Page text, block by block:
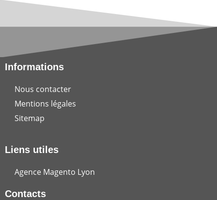
Informations
Nous contacter
Mentions légales
Sitemap
Liens utiles
Agence Magento Lyon
Contacts